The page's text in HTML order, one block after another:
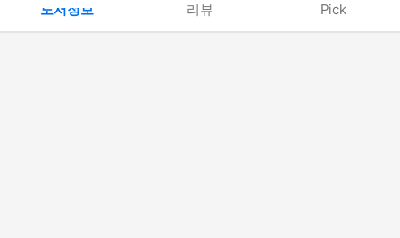
도서정보 리뷰 Pick